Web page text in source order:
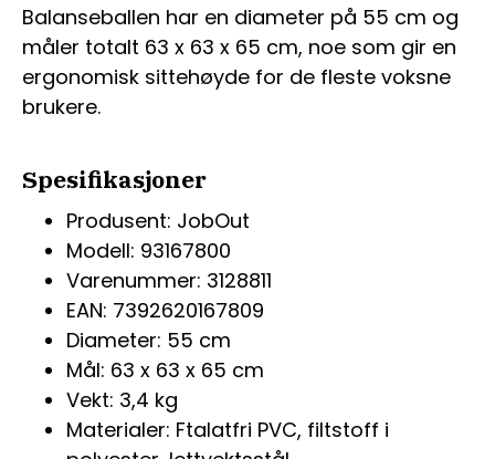
Balanseballen har en diameter på 55 cm og
måler totalt 63 x 63 x 65 cm, noe som gir en
ergonomisk sittehøyde for de fleste voksne
brukere.
Spesifikasjoner
Produsent: JobOut
Modell: 93167800
Varenummer: 3128811
EAN: 7392620167809
Diameter: 55 cm
Mål: 63 x 63 x 65 cm
Vekt: 3,4 kg
Materialer: Ftalatfri PVC, filtstoff i